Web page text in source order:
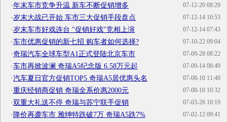
07-12-20 08:29
·年末车市竞争升温 新车不断促销增多
07-12-14 10:53
·岁末大战已开始 车市三大促销手段盘点
07-12-14 07:43
·岁末车市好戏连台 "促销好戏"竞相上演
07-10-22 09:04
·车市优惠促销的新七招 购车者如何选择?
07-09-28 08:22
·奇瑞汽车全球车型A1正式登陆北京车市
07-09-14 08:49
·车市再掀波澜 奇瑞A5纪念版 6.58万元起
07-08-10 11:40
·汽车夏日官方促销TOP5 奇瑞A5居优惠头名
07-08-10 10:32
·重庆经销商促销 奇瑞全系价惠2000元
07-03-26 10:19
·双重大礼送不停 奇瑞与苏宁联手促销
07-02-12 09:41
· 降价再袭车市 雅绅特跌破7万 奇瑞A5跌7%